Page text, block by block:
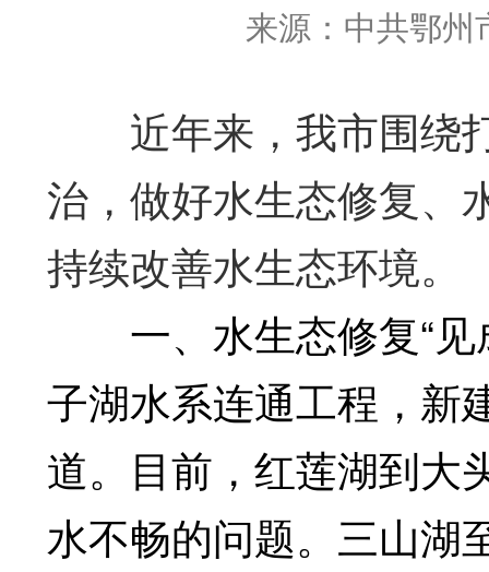
来源：中共鄂
近年来，我市围绕
治，做好水生态修复、
持续改善水生态环境。
一、水生态修复“见
子湖水系连通工程，
道。目前，红莲湖到大
水不畅的问题。三山湖